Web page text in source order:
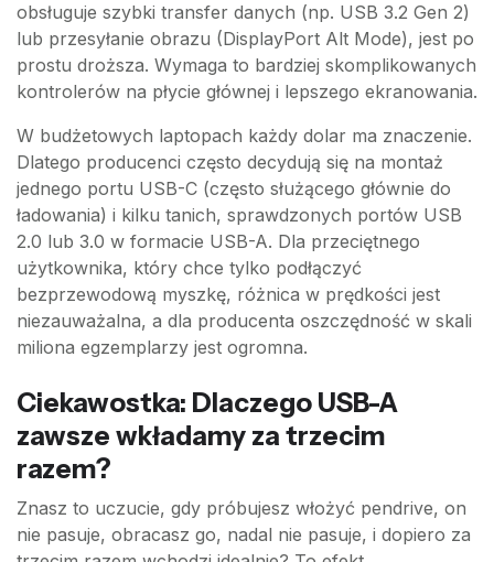
obsługuje szybki transfer danych (np. USB 3.2 Gen 2)
lub przesyłanie obrazu (DisplayPort Alt Mode), jest po
prostu droższa. Wymaga to bardziej skomplikowanych
kontrolerów na płycie głównej i lepszego ekranowania.
W budżetowych laptopach każdy dolar ma znaczenie.
Dlatego producenci często decydują się na montaż
jednego portu USB-C (często służącego głównie do
ładowania) i kilku tanich, sprawdzonych portów USB
2.0 lub 3.0 w formacie USB-A. Dla przeciętnego
użytkownika, który chce tylko podłączyć
bezprzewodową myszkę, różnica w prędkości jest
niezauważalna, a dla producenta oszczędność w skali
miliona egzemplarzy jest ogromna.
Ciekawostka: Dlaczego USB-A
zawsze wkładamy za trzecim
razem?
Znasz to uczucie, gdy próbujesz włożyć pendrive, on
nie pasuje, obracasz go, nadal nie pasuje, i dopiero za